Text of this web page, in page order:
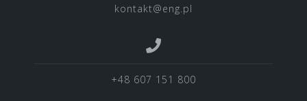
kontakt@eng.pl
+48 607 151 800